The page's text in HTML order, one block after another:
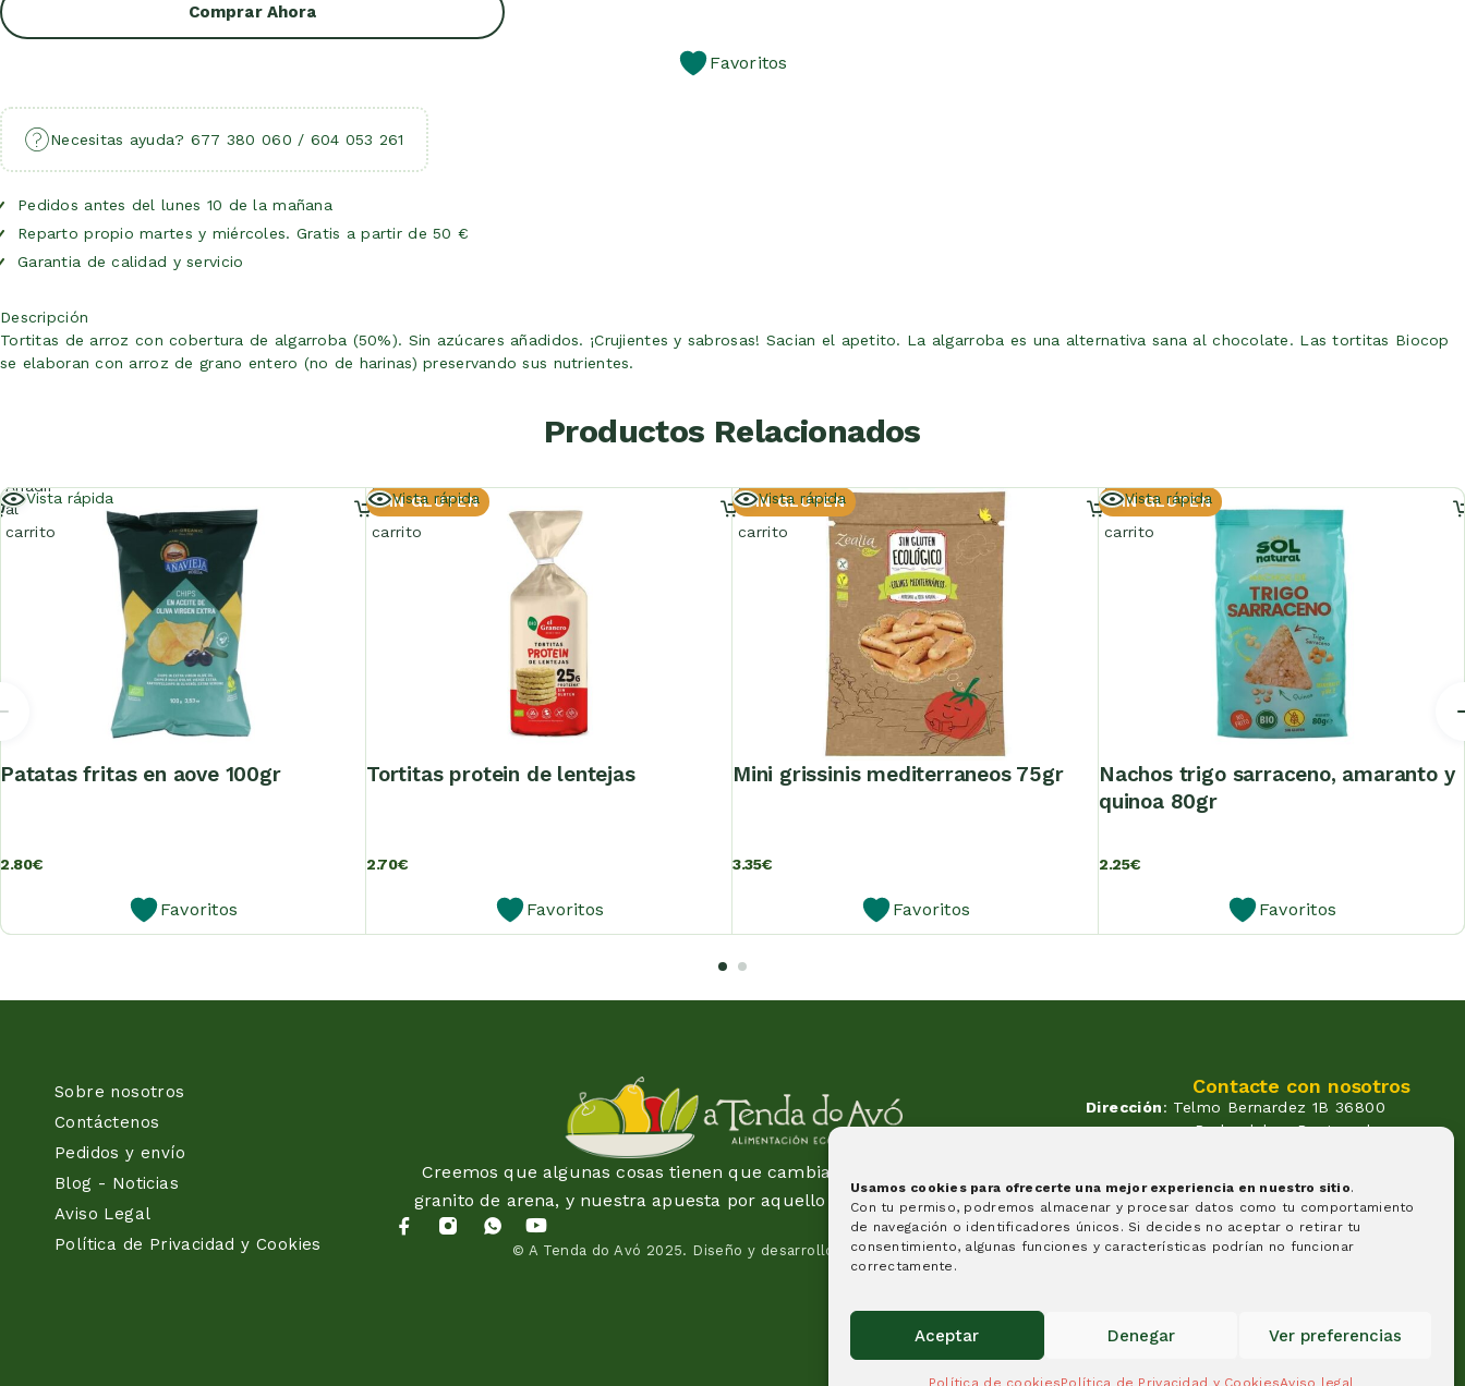
Usamos cookies para ofrecerte una mejor experiencia en nuestro sitio.
Con tu permiso, podremos almacenar y procesar datos como tu comportamiento
de navegación o identificadores únicos. Si decides no aceptar o retirar tu
consentimiento, algunas funciones y características podrían no funcionar
correctamente.
Aceptar Denegar Ver preferencias
Política de cookiesPolítica de Privacidad y CookiesAviso legal
Comprar Ahora
Favoritos
Necesitas ayuda? 677 380 060 / 604 053 261
Pedidos antes del lunes 10 de la mañana
Reparto propio martes y miércoles. Gratis a partir de 50 €
Garantia de calidad y servicio
Descripción
Tortitas de arroz con cobertura de algarroba (50%). Sin azúcares añadidos. ¡Crujientes y sabrosas! Sacian el apetito. La algarroba es una alternativa sana al chocolate. Las tortitas Biocop
se elaboran con arroz de grano entero (no de harinas) preservando sus nutrientes.
Productos Relacionados
Vista rápida
patatas fritas en aove 100gr
2.80€
Favoritos
Añadir
al
carrito
SIN GLUTEN
Vista rápida
tortitas protein de lentejas
2.70€
Favoritos
Añadir
al
carrito
SIN GLUTEN
Vista rápida
mini grissinis mediterraneos 75gr
3.35€
Favoritos
Añadir
al
carrito
SIN GLUTEN
Vista rápida
nachos trigo sarraceno, amaranto y
quinoa 80gr
2.25€
Favoritos
Añadir
al
carrito
Sobre nosotros
Contáctenos
Pedidos y envío
Blog - Noticias
Aviso Legal
Política de Privacidad y Cookies
Creemos que algunas cosas tienen que cambiar y esta idea es un
granito de arena, y nuestra apuesta por aquello en lo que creemos.
© A Tenda do Avó 2025. Diseño y desarrollo de páginas web
Contacte con nosotros
Dirección: Telmo Bernardez 1B 36800
Redondela - Pontevedra
(+34) 604 053 261
Horario : Lunes a Viernes de
09:30 a 14:00 y de 17:00 a 20:00